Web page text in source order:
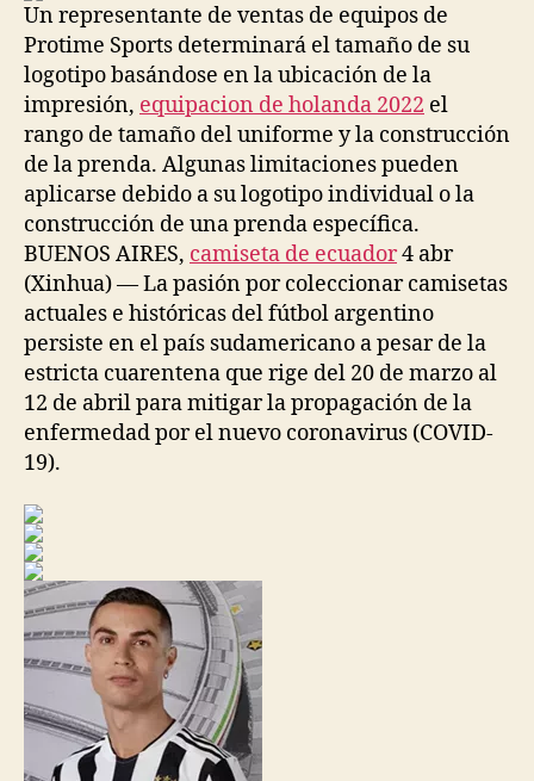
Un representante de ventas de equipos de
Protime Sports determinará el tamaño de su
logotipo basándose en la ubicación de la
impresión, equipacion de holanda 2022 el
rango de tamaño del uniforme y la construcción
de la prenda. Algunas limitaciones pueden
aplicarse debido a su logotipo individual o la
construcción de una prenda específica.
BUENOS AIRES, camiseta de ecuador4 abr
(Xinhua) — La pasión por coleccionar camisetas
actuales e históricas del fútbol argentino
persiste en el país sudamericano a pesar de la
estricta cuarentena que rige del 20 de marzo al
12 de abril para mitigar la propagación de la
enfermedad por el nuevo coronavirus (COVID-
19).